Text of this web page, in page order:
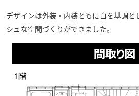
デザインは外装・内装ともに白を基調と
シュな空間づくりができました。